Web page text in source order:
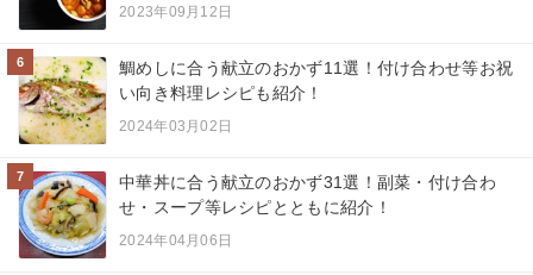
2023年09月12日
6
鯛めしに合う献立のおかず11選！付け合わせ等お祝
い向き料理レシピも紹介！
2024年03月02日
7
中華丼に合う献立のおかず31選！副菜・付け合わ
せ・スープ等レシピとともに紹介！
2024年04月06日